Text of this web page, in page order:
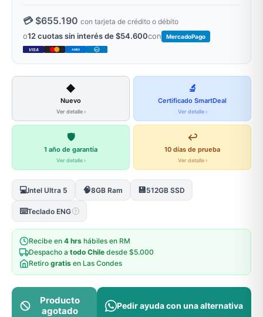
💳 $655.190 con tarjeta de crédito o débito
o12 cuotas sin interés de $54.600con MercadoPago
VISA AMEX DC
◆
Nuevo
Ver detalle ›
🔬
Certificado SmartDeal
Ver detalle ›
🛡️
1 año de garantía
Ver detalle ›
↩️
10 días de prueba
Ver detalle ›
💻Intel Ultra 5 🧠8GB Ram 💾512GB SSD
⌨️Teclado ENG ?
Recibe en 4 hrs hábiles en RM
Despacho a todo Chile desde $5.000
Retiro gratis en Las Condes
Producto
agotado
Pedir ayuda con una alternativa